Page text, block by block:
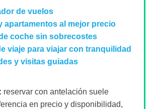
de vuelos
apartamentos al mejor precio
coche sin sobrecostes
viaje para viajar con tranquilidad
y visitas guiadas
reservar con antelación suele
en precio y disponibilidad,